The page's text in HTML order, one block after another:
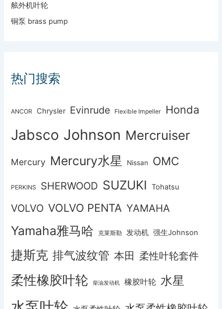
舷外机叶轮
铜泵 brass pump
热门搜索
ANCOR Chrysler Evinrude Flexible Impeller Honda
Jabsco Johnson Mercruiser
Mercury Mercury水星 Nissan OMC
PERKINS SHERWOOD SUZUKI Tohatsu
VOLVO VOLVO PENTA YAMAHA
Yamaha雅马哈 克莱斯勒 发动机 强生Johnson
捷斯克 排气波纹管 本田 柔性叶轮套件
柔性橡胶叶轮 柴油发动机 橡胶叶轮 水星